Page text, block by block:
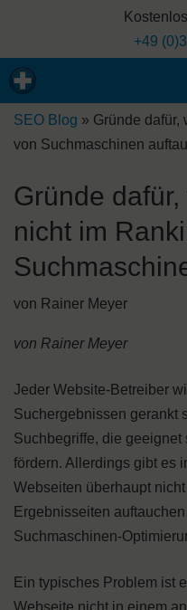
+49
SEO Blog » Gründe dafür,
von Suchmaschinen
Gründe
nicht im
von Rainer Meyer
von Rainer Meyer
Jeder Website-Betreiber
Suchergebnissen gerankt
Suchbegriffe, die
fördern. Allerdings gibt es
Webseiten überhaupt
Ergebnisseiten
Suchmaschinen-
Ein typisches Problem ist
Webseite nicht in einem